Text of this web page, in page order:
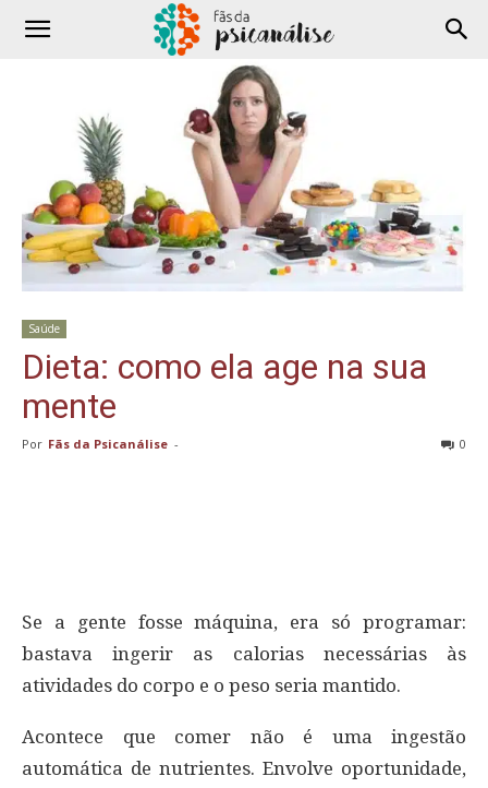
Saúde
Dieta: como ela age na sua
mente
Por Fãs da Psicanálise - 0
Se a gente fosse máquina, era só programar:
bastava ingerir as calorias necessárias às
atividades do corpo e o peso seria mantido.
Acontece que comer não é uma ingestão
automática de nutrientes. Envolve oportunidade,